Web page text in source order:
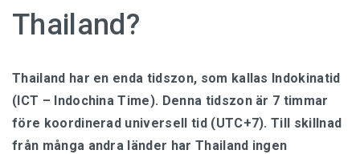
VAD ÄR KLOCKAN I LONDON?
Thailand?
Thailand har en enda tidszon, som kallas Indokinatid
(ICT – Indochina Time). Denna tidszon är 7 timmar
före koordinerad universell tid (UTC+7). Till skillnad
från många andra länder har Thailand ingen